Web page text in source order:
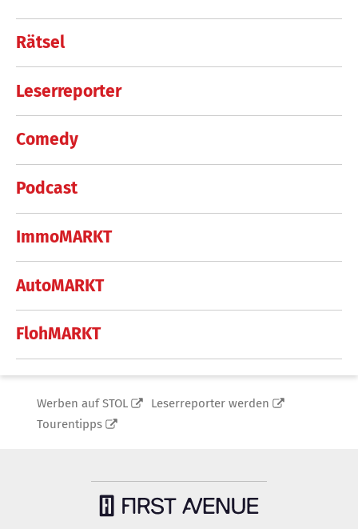
Rätsel
Leserreporter
Comedy
Podcast
ImmoMARKT
AutoMARKT
FlohMARKT
Werben auf STOL
Leserreporter werden
Tourentipps